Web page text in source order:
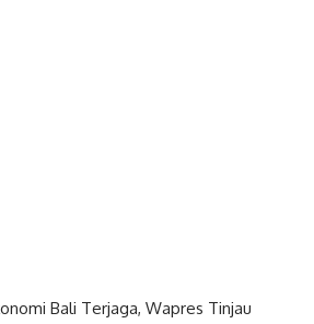
Bali Terjaga, Wapres Tinjau